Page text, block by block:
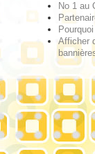
No 1 au
Afficher